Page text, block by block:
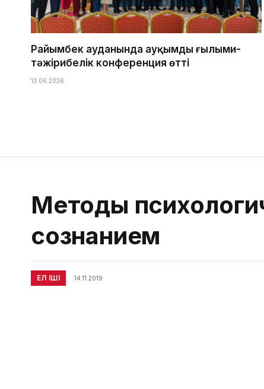
Райымбек ауданында ауқымды ғылыми-
тәжірибелік конференция өтті
13.06.2026
Методы
сознанием
ЕЛ ІШІ 14.11.2019